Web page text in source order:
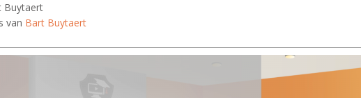
Buytaert
van Bart Buytaert